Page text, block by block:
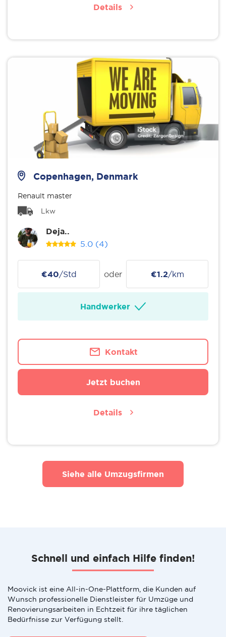
Details
Copenhagen, Denmark
Renault master
Lkw
Deja..
5.0 (4)
€40/Std oder €1.2/km
Handwerker
Kontakt
Jetzt buchen
Details
Siehe alle Umzugsfirmen
Schnell und einfach Hilfe finden!
Moovick ist eine All-in-One-Plattform, die Kunden auf
Wunsch professionelle Dienstleister für Umzüge und
Renovierungsarbeiten in Echtzeit für ihre täglichen
Bedürfnisse zur Verfügung stellt.